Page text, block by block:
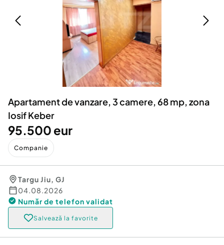
Servicii
Animale de companie
Afaceri și echipamente profesionale
Inchiriere Bunuri si Vehicule
Utilaje agricole si industriale
Piese auto si accesorii
Apartament de vanzare, 3 camere, 68 mp, zona
Iosif Keber
95.500 eur
Companie
Targu Jiu, GJ
04.08.2026
Număr de telefon validat
Salvează la favorite